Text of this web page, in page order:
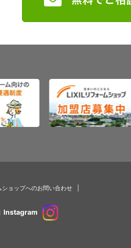
ショップへのお問い合わせ
Instagram